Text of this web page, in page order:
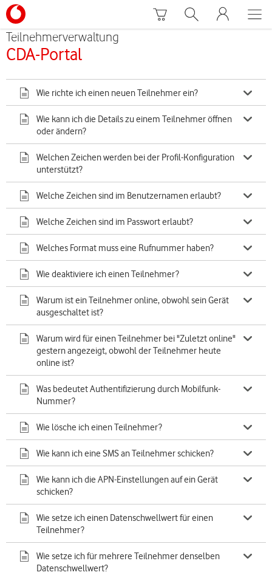
Teilnehmerverwaltung
CDA-Portal
Wie richte ich einen neuen Teilnehmer ein?
Wie kann ich die Details zu einem Teilnehmer öffnen
oder ändern?
Welchen Zeichen werden bei der Profil-Konfiguration
unterstützt?
Welche Zeichen sind im Benutzernamen erlaubt?
Welche Zeichen sind im Passwort erlaubt?
Welches Format muss eine Rufnummer haben?
Wie deaktiviere ich einen Teilnehmer?
Warum ist ein Teilnehmer online, obwohl sein Gerät
ausgeschaltet ist?
Warum wird für einen Teilnehmer bei "Zuletzt online"
gestern angezeigt, obwohl der Teilnehmer heute
online ist?
Was bedeutet Authentifizierung durch Mobilfunk-
Nummer?
Wie lösche ich einen Teilnehmer?
Wie kann ich eine SMS an Teilnehmer schicken?
Wie kann ich die APN-Einstellungen auf ein Gerät
schicken?
Wie setze ich einen Datenschwellwert für einen
Teilnehmer?
Wie setze ich für mehrere Teilnehmer denselben
Datenschwellwert?